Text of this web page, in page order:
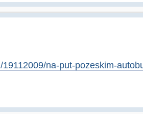
na-put-pozeskim-